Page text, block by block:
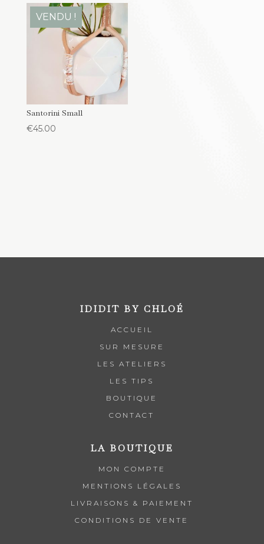
VENDU !
Santorini Small
€45.00
IDIDIT BY CHLOÉ
ACCUEIL
SUR MESURE
LES ATELIERS
LES TIPS
BOUTIQUE
CONTACT
LA BOUTIQUE
MON COMPTE
MENTIONS LÉGALES
LIVRAISONS & PAIEMENT
CONDITIONS DE VENTE